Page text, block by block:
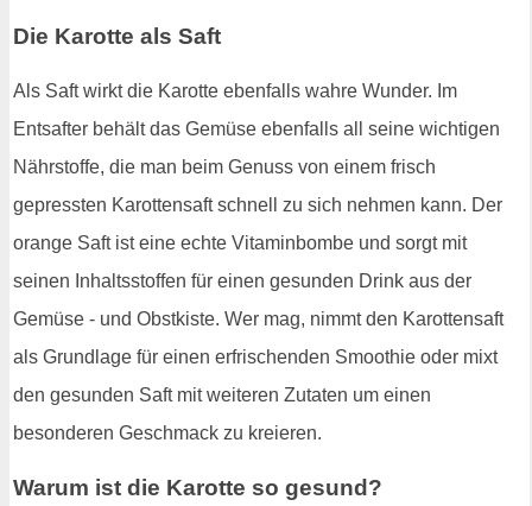
Die Karotte als Saft
Als Saft wirkt die Karotte ebenfalls wahre Wunder. Im
Entsafter behält das Gemüse ebenfalls all seine wichtigen
Nährstoffe, die man beim Genuss von einem frisch
gepressten Karottensaft schnell zu sich nehmen kann. Der
orange Saft ist eine echte Vitaminbombe und sorgt mit
seinen Inhaltsstoffen für einen gesunden Drink aus der
Gemüse - und Obstkiste. Wer mag, nimmt den Karottensaft
als Grundlage für einen erfrischenden Smoothie oder mixt
den gesunden Saft mit weiteren Zutaten um einen
besonderen Geschmack zu kreieren.
Warum ist die Karotte so gesund?